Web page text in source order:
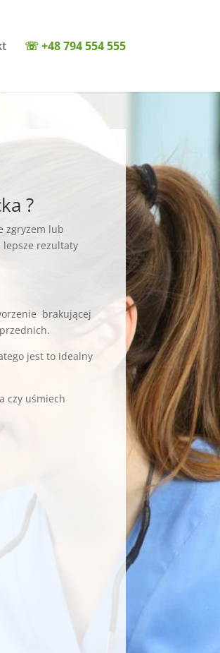
☏ +48 794 554 555
?
zgryzem lub
lepsze rezultaty
brakującej
jest to idealny
czy uśmiech